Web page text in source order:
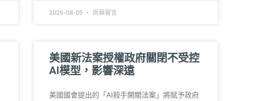
2026-08-05 尚無留言
美國新法案授權政府關閉不受控
AI模型，影響深遠
美國國會提出的「AI殺手開關法案」將賦予政府